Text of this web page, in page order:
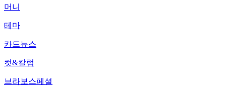
머니
테마
카드뉴스
컷&칼럼
브라보스페셜